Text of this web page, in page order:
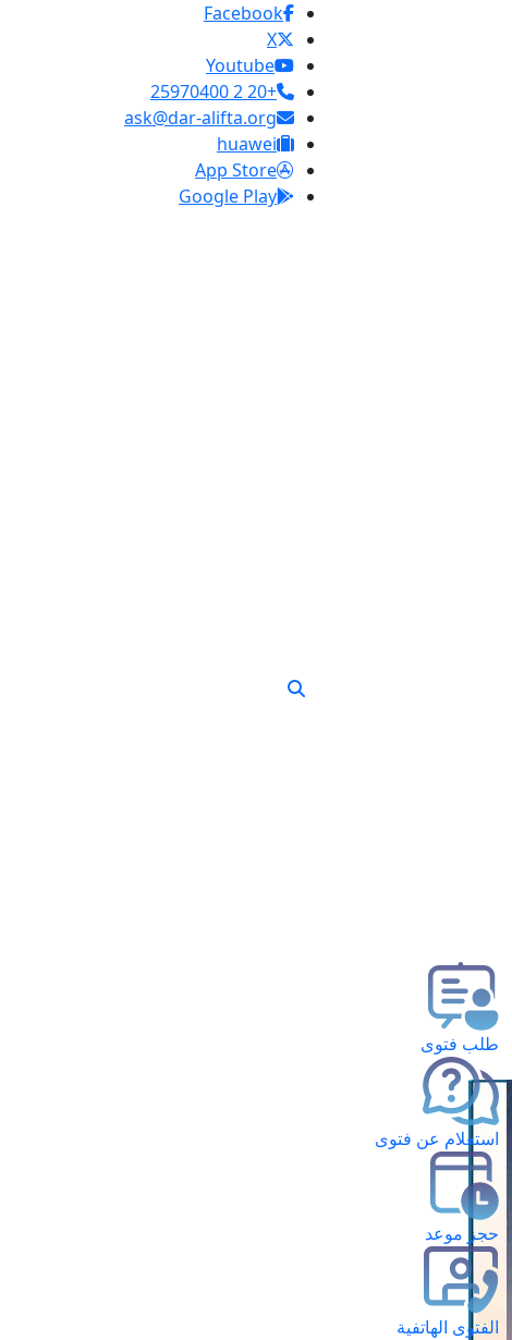
Facebook
X
Youtube
+20 2 25970400
ask@dar-alifta.org
huawei
App Store
Google Play
طلب فتوى
استعلام عن فتوى
حجز موعد
الفتوى الهاتفية